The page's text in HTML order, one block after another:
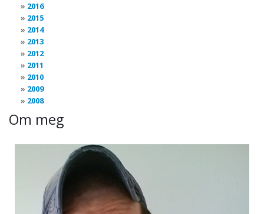
2016
2015
2014
2013
2012
2011
2010
2009
2008
Om meg